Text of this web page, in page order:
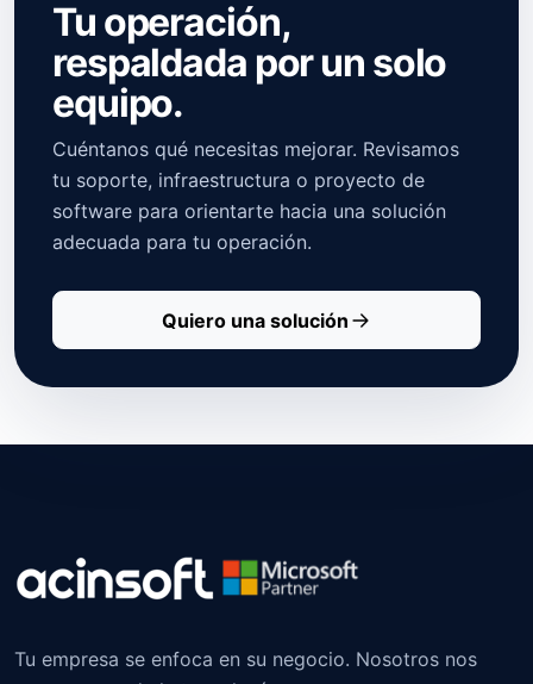
Tu operación,
respaldada por un solo
equipo.
Cuéntanos qué necesitas mejorar. Revisamos
tu soporte, infraestructura o proyecto de
software para orientarte hacia una solución
adecuada para tu operación.
Quiero una solución
Tu empresa se enfoca en su negocio. Nosotros nos